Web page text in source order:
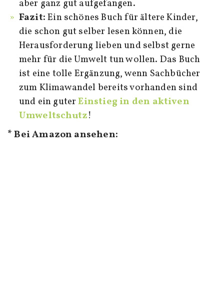
aber ganz gut aufgefangen.
Fazit:Ein schönes Buch für ältere Kinder,
die schon gut selber lesen können, die
Herausforderung lieben und selbst gerne
mehr für die Umwelt tun wollen. Das Buch
ist eine tolle Ergänzung, wenn Sachbücher
zum Klimawandel bereits vorhanden sind
und ein guterEinstieg in den aktiven
Umweltschutz!
* Bei Amazon ansehen: